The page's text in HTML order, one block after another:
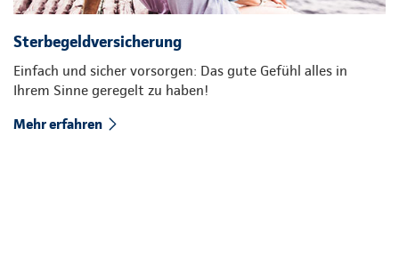
Sterbegeldversicherung
Einfach und sicher vorsorgen: Das gute Gefühl alles in
Ihrem Sinne geregelt zu haben!
Mehr erfahren